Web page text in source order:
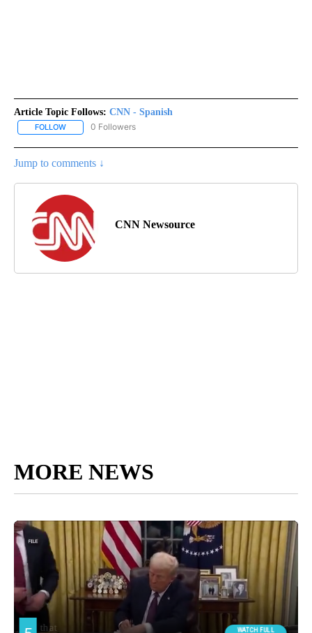
Article Topic Follows: CNN - Spanish
FOLLOW FOLLOW "CNN - SPANISH" TO RECEIVE NOTIFICATIONS ABOUT
0 Followers
Jump to comments ↓
CNN Newsource
MORE NEWS